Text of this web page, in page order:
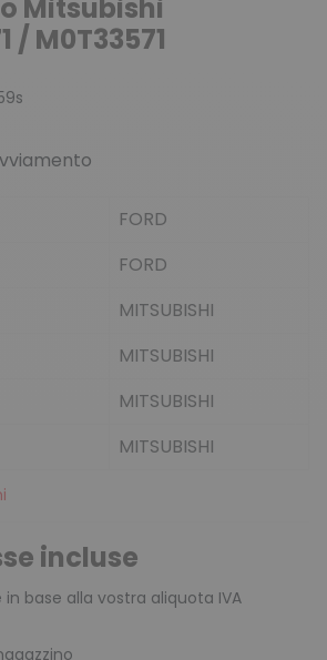
Mitsubishi
/ M0T33571
FORD
FORD
MITSUBISHI
MITSUBISHI
MITSUBISHI
MITSUBISHI
incluse
in base alla vostra aliquota IVA